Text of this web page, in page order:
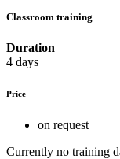
Classroom training
Duration
4 days
Price
on request
Currently no training